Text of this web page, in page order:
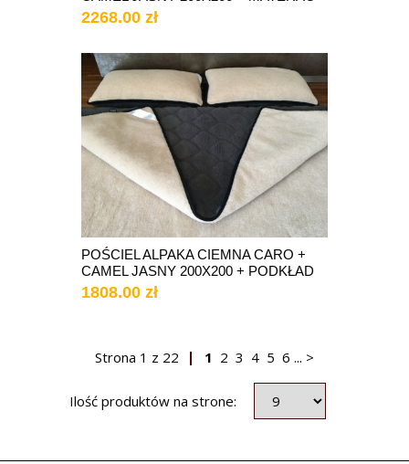
2268.00 zł
POŚCIEL ALPAKA CIEMNA CARO +
CAMEL JASNY 200X200 + PODKŁAD
1808.00 zł
Strona 1 z 22 1 2 3 4 5 6 ... >
Ilość produktów na strone: